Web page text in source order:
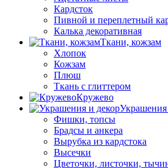
Кардсток
Пивной и переплетный
Калька декоративная
Ткани, кожзам
Хлопок
Кожзам
Плюш
Ткань с глиттером
Кружево
Украшения
Фишки, топсы
Брадсы и анкера
Вырубка из кардстока
Высечки
Цветочки, листочки,